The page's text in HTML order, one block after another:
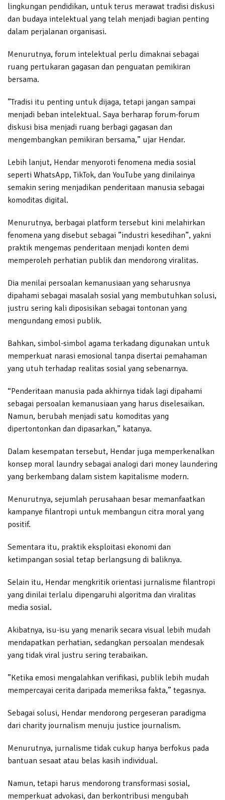
lingkungan pendidikan, untuk terus merawat tradisi diskusi
dan budaya intelektual yang telah menjadi bagian penting
dalam perjalanan organisasi.
Menurutnya, forum intelektual perlu dimaknai sebagai
ruang pertukaran gagasan dan penguatan pemikiran
bersama.
”Tradisi itu penting untuk dijaga, tetapi jangan sampai
menjadi beban intelektual. Saya berharap forum-forum
diskusi bisa menjadi ruang berbagi gagasan dan
mengembangkan pemikiran bersama,” ujar Hendar.
Lebih lanjut, Hendar menyoroti fenomena media sosial
seperti WhatsApp, TikTok, dan YouTube yang dinilainya
semakin sering menjadikan penderitaan manusia sebagai
komoditas digital.
Menurutnya, berbagai platform tersebut kini melahirkan
fenomena yang disebut sebagai ”industri kesedihan”, yakni
praktik mengemas penderitaan menjadi konten demi
memperoleh perhatian publik dan mendorong viralitas.
Dia menilai persoalan kemanusiaan yang seharusnya
dipahami sebagai masalah sosial yang membutuhkan solusi,
justru sering kali diposisikan sebagai tontonan yang
mengundang emosi publik.
Bahkan, simbol-simbol agama terkadang digunakan untuk
memperkuat narasi emosional tanpa disertai pemahaman
yang utuh terhadap realitas sosial yang sebenarnya.
“Penderitaan manusia pada akhirnya tidak lagi dipahami
sebagai persoalan kemanusiaan yang harus diselesaikan.
Namun, berubah menjadi satu komoditas yang
dipertontonkan dan dipasarkan,” katanya.
Dalam kesempatan tersebut, Hendar juga memperkenalkan
konsep moral laundry sebagai analogi dari money laundering
yang berkembang dalam sistem kapitalisme modern.
Menurutnya, sejumlah perusahaan besar memanfaatkan
kampanye filantropi untuk membangun citra moral yang
positif.
Sementara itu, praktik eksploitasi ekonomi dan
ketimpangan sosial tetap berlangsung di baliknya.
Selain itu, Hendar mengkritik orientasi jurnalisme filantropi
yang dinilai terlalu dipengaruhi algoritma dan viralitas
media sosial.
Akibatnya, isu-isu yang menarik secara visual lebih mudah
mendapatkan perhatian, sedangkan persoalan mendesak
yang tidak viral justru sering terabaikan.
”Ketika emosi mengalahkan verifikasi, publik lebih mudah
mempercayai cerita daripada memeriksa fakta,” tegasnya.
Sebagai solusi, Hendar mendorong pergeseran paradigma
dari charity journalism menuju justice journalism.
Menurutnya, jurnalisme tidak cukup hanya berfokus pada
bantuan sesaat atau belas kasih individual.
Namun, tetapi harus mendorong transformasi sosial,
memperkuat advokasi, dan berkontribusi mengubah